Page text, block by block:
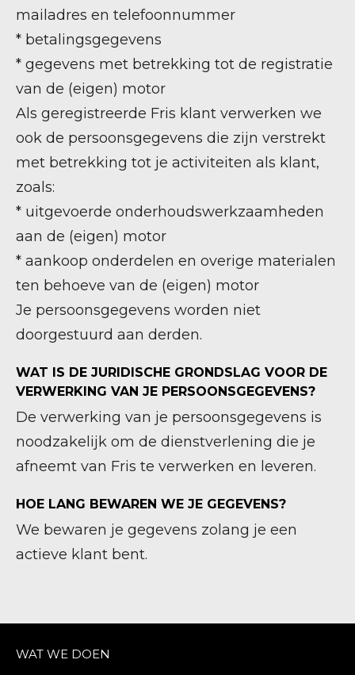
mailadres en telefoonnummer
* betalingsgegevens
* gegevens met betrekking tot de registratie
van de (eigen) motor
Als geregistreerde Fris klant verwerken we
ook de persoonsgegevens die zijn verstrekt
met betrekking tot je activiteiten als klant,
zoals:
* uitgevoerde onderhoudswerkzaamheden
aan de (eigen) motor
* aankoop onderdelen en overige materialen
ten behoeve van de (eigen) motor
Je persoonsgegevens worden niet
doorgestuurd aan derden.
WAT IS DE JURIDISCHE GRONDSLAG VOOR DE
VERWERKING VAN JE PERSOONSGEGEVENS?
De verwerking van je persoonsgegevens is
noodzakelijk om de dienstverlening die je
afneemt van Fris te verwerken en leveren.
HOE LANG BEWAREN WE JE GEGEVENS?
We bewaren je gegevens zolang je een
actieve klant bent.
WAT WE DOEN